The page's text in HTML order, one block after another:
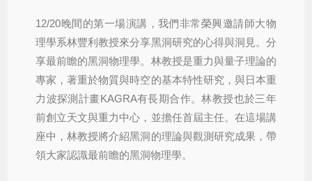
12/20晚間的第一場演講，我們非常榮興邀請師大物
理學系林豐利教授來分享黑洞研究的心得與洞見。分
享最前瞻的黑洞物理學。林教授是重力與量子理論的
專家，著重於物質與時空的基本特性研究，與日本重
力波探測計畫KAGRA有長期合作。林教授也於三年
前創立天文與重力中心，並擔任首屆主任。在這場講
座中，林教授將介紹黑洞的理論與觀測研究成果，帶
領大家認識最前瞻的黑洞物理學。